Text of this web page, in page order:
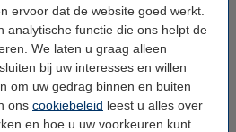
ervoor dat de website goed werkt.
analytische functie die ons helpt de
We laten u graag alleen
bij uw interesses en willen
om uw gedrag binnen en buiten
ons cookiebeleid leest u alles over
en hoe u uw voorkeuren kunt
overstappen naar led
kantoor led lampen vervangen?
berekent u eenvoudig hoeveel
verlichting